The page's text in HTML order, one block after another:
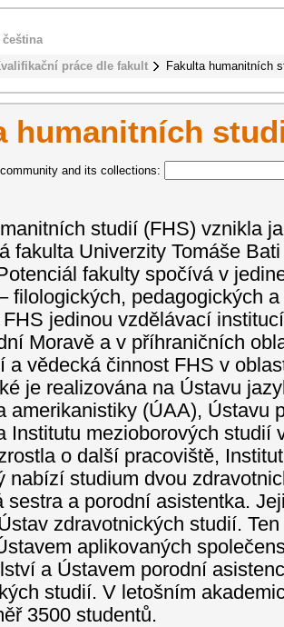
práce dle fakult Fakulta humanitních
čeština
humanitních
and its collections:
studií (FHS) vznikla
fakulta Univerzity Tomáše
fakulty spočívá v
filologických, pedagogických
jedinou vzdělávací
Moravě a v příhraničních
a vědecká činnost FHS v
je realizována na Ústavu
amerikanistiky (ÚAA), Ústavu
Institutu mezioborových studií
o další pracoviště,
nabízí studium dvou
sestra a porodní asistentka.
zdravotnických studií.
aplikovaných
a Ústavem porodní
studií. V letošním
3500 studentů.